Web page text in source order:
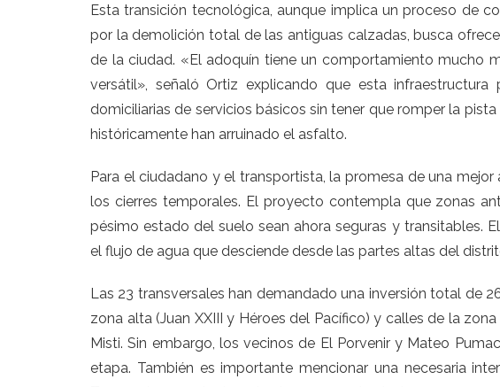
Esta transición tecnológica, aunque implica un proceso de
por la demolición total de las antiguas calzadas, busca
de la ciudad. «El adoquín tiene un comportamiento mucho
versátil», señaló Ortiz explicando que esta infraestructura
domiciliarias de servicios básicos sin tener que romper la
históricamente han arruinado el asfalto.
Para el ciudadano y el transportista, la promesa de una
los cierres temporales. El proyecto contempla que zonas
pésimo estado del suelo sean ahora seguras y transitables.
el flujo de agua que desciende desde las partes altas del
Las 23 transversales han demandado una inversión total de
zona alta (Juan XXIII y Héroes del Pacífico) y calles de la
Misti. Sin embargo, los vecinos de El Porvenir y Mateo
etapa. También es importante mencionar una necesaria